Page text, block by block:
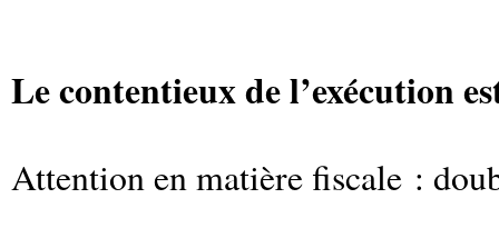
Le contentieux de l’exécution
Attention en matière fiscale :